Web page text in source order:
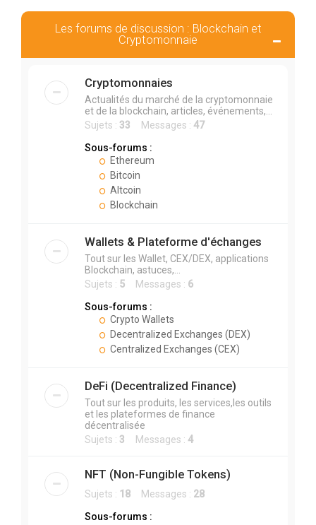
Les forums de discussion : Blockchain et
Cryptomonnaie
Cryptomonnaies
Actualités du marché de la cryptomonnaie
et de la blockchain, articles, événements,...
Sujets : 33 Messages : 47
Sous-forums :
Ethereum
Bitcoin
Altcoin
Blockchain
Wallets & Plateforme d'échanges
Tout sur les Wallet, CEX/DEX, applications
Blockchain, astuces,...
Sujets : 5 Messages : 6
Sous-forums :
Crypto Wallets
Decentralized Exchanges (DEX)
Centralized Exchanges (CEX)
DeFi (Decentralized Finance)
Tout sur les produits, les services,les outils
et les plateformes de finance
décentralisée
Sujets : 3 Messages : 4
NFT (Non-Fungible Tokens)
Sujets : 18 Messages : 28
Sous-forums :